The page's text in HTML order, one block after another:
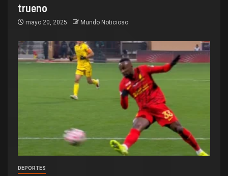
trueno
mayo 20, 2025 Mundo Noticioso
DEPORTES